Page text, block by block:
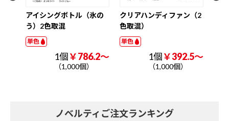
クリアハンディファン（2
色取混）
単色
1個￥392.5～
（1,000個）
ノベルティご注文ランキング